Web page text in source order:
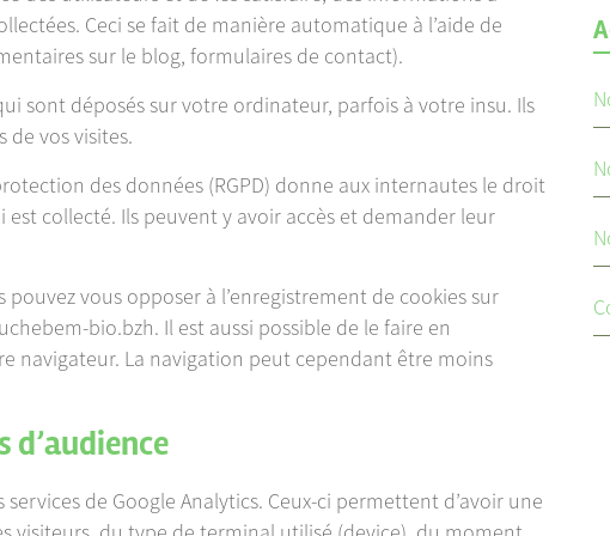
Ceci se fait de manière automatique à l’aide de
sur le blog, formulaires de contact).
sont déposés sur votre ordinateur, parfois à votre insu. Ils
vos visites.
des données (RGPD) donne aux internautes le droit
collecté. Ils peuvent y avoir accès et demander leur
vous opposer à l’enregistrement de cookies sur
bio.bzh. Il est aussi possible de le faire en
navigateur. La navigation peut cependant être moins
d’audience
de Google Analytics. Ceux-ci permettent d’avoir une